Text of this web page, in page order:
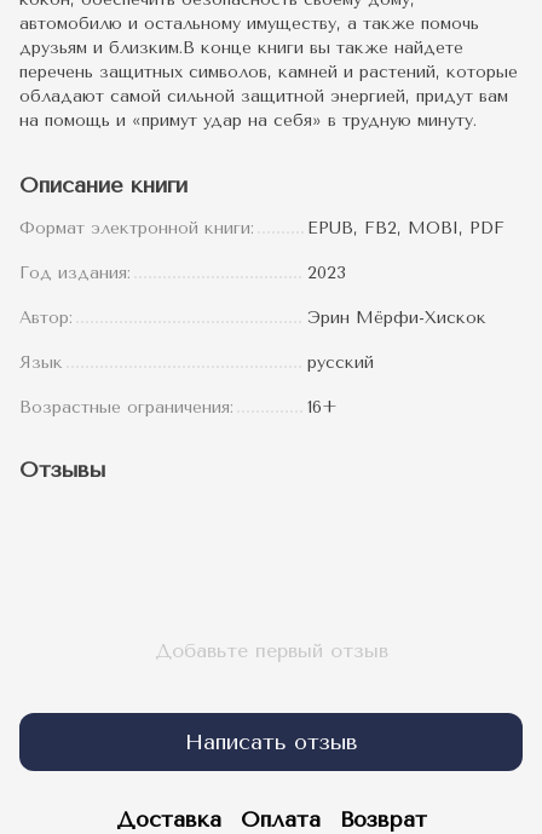
автомобилю и остальному имуществу, а также помочь
друзьям и близким.В конце книги вы также найдете
перечень защитных символов, камней и растений, которые
обладают самой сильной защитной энергией, придут вам
на помощь и «примут удар на себя» в трудную минуту.
Описание книги
Формат электронной книги: EPUB, FB2, MOBI, PDF
Год издания: 2023
Автор: Эрин Мёрфи-Хискок
Язык русский
Возрастные ограничения: 16+
Отзывы
Добавьте первый отзыв
Написать отзыв
Доставка Оплата Возврат